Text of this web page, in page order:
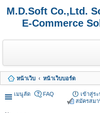
M.D.Soft Co.,Ltd.
E-Commerce
หน้าเว็บ หน้าเว็บบอร์ด
เมนูลัด FAQ
เข้าสู่ร
สมัครสมา